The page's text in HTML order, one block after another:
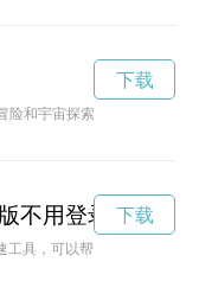
险和宇宙探索的手机游戏，
下载
不用登录
工具，可以帮助用户解决网
下载